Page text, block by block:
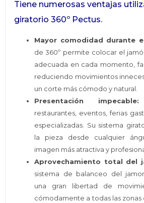
Tiene numerosas ventajas
giratorio 360º Pectus.
Mayor comodidad durante
de 360º permite colocar el
adecuada en cada momento,
reduciendo movimientos
un corte más cómodo y natural.
Presentación impecable:
restaurantes, eventos, ferias
especializadas. Su sistema
la pieza desde cualquier
imagen más atractiva y
Aprovechamiento total del
sistema de balanceo del
una gran libertad de
cómodamente a todas las zonas